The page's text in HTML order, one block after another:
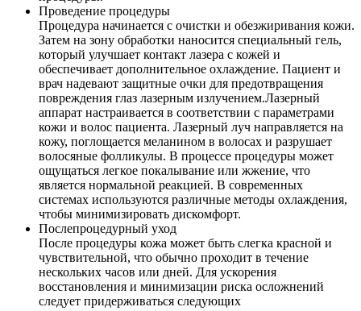
Проведение процедуры
Процедура начинается с очистки и обезжиривания кожи.
Затем на зону обработки наносится специальный гель,
который улучшает контакт лазера с кожей и
обеспечивает дополнительное охлаждение. Пациент и
врач надевают защитные очки для предотвращения
повреждения глаз лазерным излучением.Лазерный
аппарат настраивается в соответствии с параметрами
кожи и волос пациента. Лазерный луч направляется на
кожу, поглощается меланином в волосах и разрушает
волосяные фолликулы. В процессе процедуры может
ощущаться легкое покалывание или жжение, что
является нормальной реакцией. В современных
системах используются различные методы охлаждения,
чтобы минимизировать дискомфорт.
Послепроцедурный уход
После процедуры кожа может быть слегка красной и
чувствительной, что обычно проходит в течение
нескольких часов или дней. Для ускорения
восстановления и минимизации риска осложнений
следует придерживаться следующих